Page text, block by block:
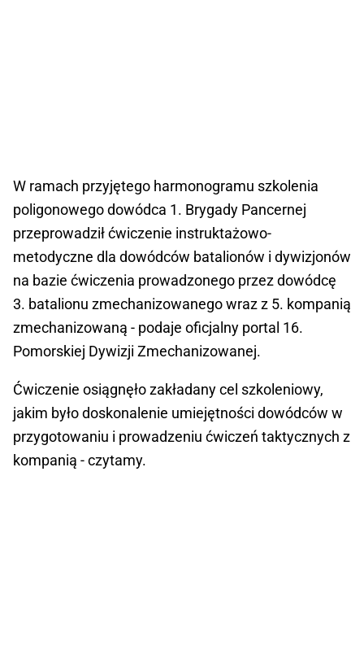
W ramach przyjętego harmonogramu szkolenia
poligonowego dowódca 1. Brygady Pancernej
przeprowadził ćwiczenie instruktażowo-
metodyczne dla dowódców batalionów i dywizjonów
na bazie ćwiczenia prowadzonego przez dowódcę
3. batalionu zmechanizowanego wraz z 5. kompanią
zmechanizowaną - podaje oficjalny portal 16.
Pomorskiej Dywizji Zmechanizowanej.
Ćwiczenie osiągnęło zakładany cel szkoleniowy,
jakim było doskonalenie umiejętności dowódców w
przygotowaniu i prowadzeniu ćwiczeń taktycznych z
kompanią - czytamy.